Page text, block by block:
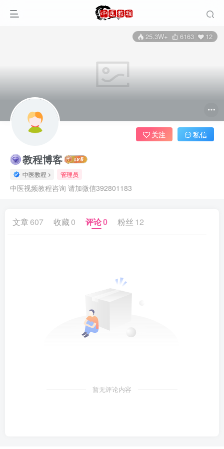
25.3W+ 6163 12
教程博客
中医教程 管理员
中医视频教程咨询 请加微信392801183
关注 私信
文章607 收藏 0 评论0 粉丝 12
暂无评论内容